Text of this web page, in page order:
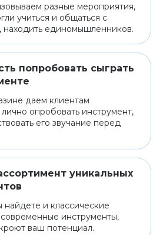
разные мероприятия,
учиться и общаться с
находить единомышленников.
попробовать сыграть
даем клиентам
опробовать инструмент,
его звучание перед
уникальных
найдете и классические
инструменты,
ваш потенциал.